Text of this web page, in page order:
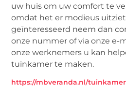
uw huis om uw comfort te
omdat het er modieus
geïnteresseerd neem dan
onze nummer of via onze e-
onze werknemers u kan
tuinkamer te maken.
https://mbveranda.nl/